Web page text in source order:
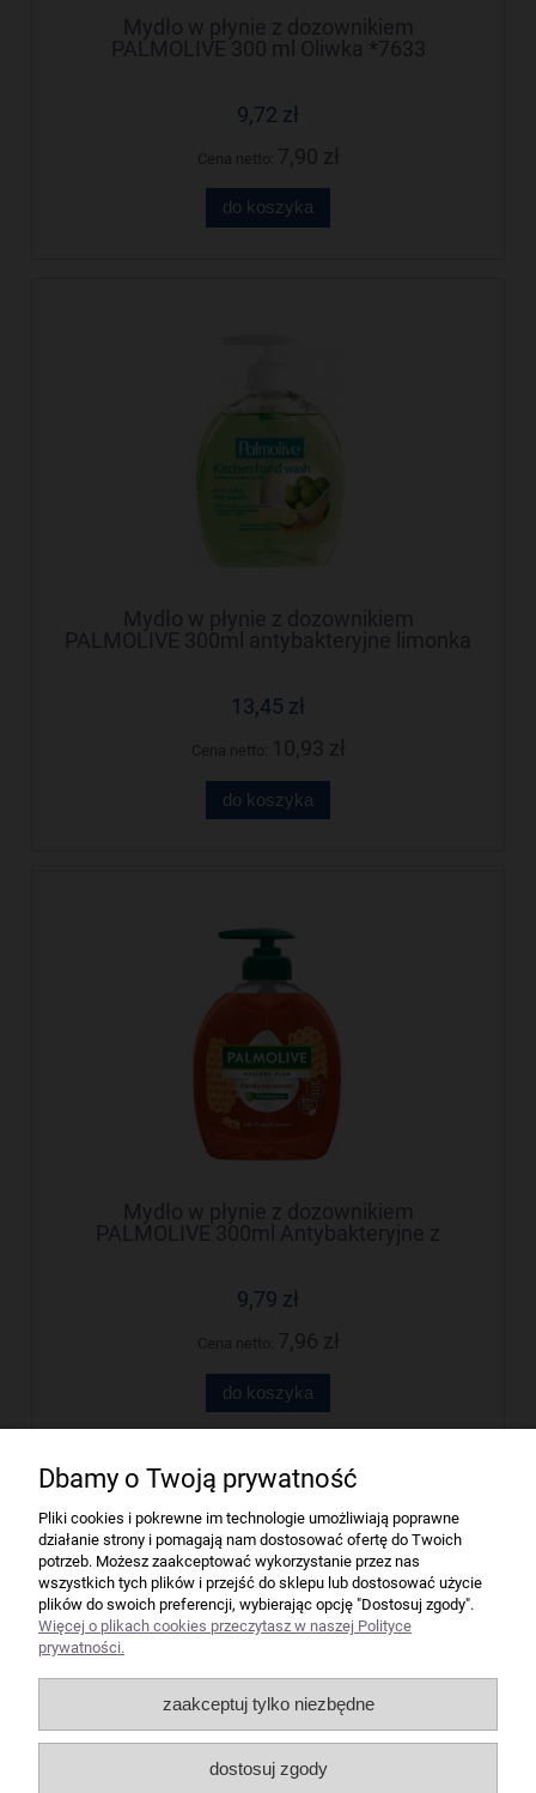
Mydło w płynie z dozownikiem
PALMOLIVE 300 ml Oliwka *7633
9,72 zł
do koszyka
Mydło w płynie z dozownikiem
PALMOLIVE 300ml antybakteryjne limonka
13,45 zł
do koszyka
Mydło w płynie z dozownikiem
PALMOLIVE 300ml Antybakteryjne z
9,79 zł
do koszyka
Firma
Bindownice wg producentów
Niszczarki wg producentów
Liczarki pieniędzy
Dbamy o Twoją prywatność
Pliki cookies i pokrewne im technologie umożliwiają poprawne
działanie strony i pomagają nam dostosować ofertę do Twoich
potrzeb. Możesz zaakceptować wykorzystanie przez nas
wszystkich tych plików i przejść do sklepu lub dostosować użycie
plików do swoich preferencji, wybierając opcję "Dostosuj zgody".
Więcej o plikach cookies przeczytasz w naszej Polityce
prywatności.
zaakceptuj tylko niezbędne
dostosuj zgody